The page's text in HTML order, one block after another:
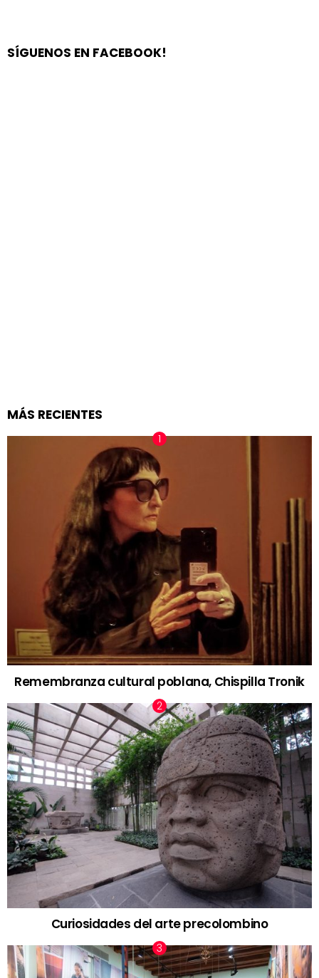
SÍGUENOS EN FACEBOOK!
MÁS RECIENTES
Remembranza cultural poblana, Chispilla Tronik
Curiosidades del arte precolombino